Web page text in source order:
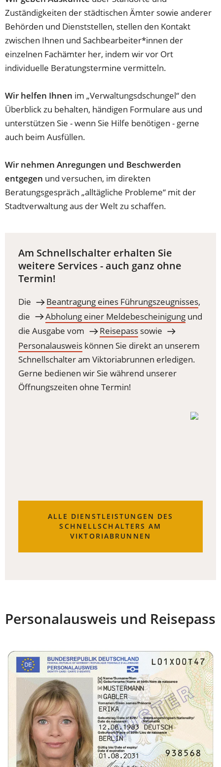
Zuständigkeiten der städtischen Ämter sowie anderer
Behörden und Dienststellen, stellen den Kontakt
zwischen Ihnen und Sachbearbeiter*innen der
einzelnen Fachämter her, indem wir vor Ort
individuelle Beratungstermine vermitteln.
Wir helfen Ihnen im „Verwaltungsdschungel“ den
Überblick zu behalten, händigen Formulare aus und
unterstützen Sie - wenn Sie Hilfe benötigen - gerne
auch beim Ausfüllen.
Wir nehmen Anregungen und Beschwerden
entgegen und versuchen, im direkten
Beratungsgespräch „alltägliche Probleme“ mit der
Stadtverwaltung aus der Welt zu schaffen.
Am Schnellschalter erhalten Sie
weitere Services - auch ganz ohne
Termin!
Die Beantragung eines Führungszeugnisses,
die
Abholung einer Meldebescheinigungund
die Ausgabe vom
Reisepasssowie
Personalausweis können Sie direkt an unserem
Schnellschalter am Viktoriabrunnen erledigen.
Gerne bedienen wir Sie während unserer
Öffnungszeiten ohne Termin!
ALLE DIENSTLEISTUNGEN DES
SCHNELLSCHALTERS AM
VIKTORIABRUNNEN
Personalausweis und Reisepass